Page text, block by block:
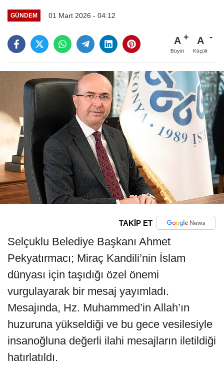
GÜNDEM 01 Mart 2026 - 04:12
A
Büyüt
A
Küçült
TAKİP ET
Selçuklu Belediye Başkanı Ahmet
Pekyatırmacı; Miraç Kandili’nin İslam
dünyası için taşıdığı özel önemi
vurgulayarak bir mesaj yayımladı.
Mesajında, Hz. Muhammed’in Allah’ın
huzuruna yükseldiği ve bu gece vesilesiyle
insanoğluna değerli ilahi mesajların iletildiği
hatırlatıldı.